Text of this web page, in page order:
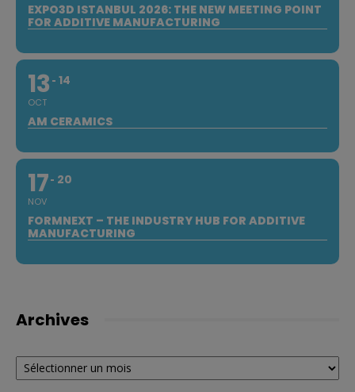
EXPO3D ISTANBUL 2026: THE NEW MEETING POINT
FOR ADDITIVE MANUFACTURING
13
OCT
14
AM CERAMICS
17
NOV
20
FORMNEXT – THE INDUSTRY HUB FOR ADDITIVE
MANUFACTURING
Archives
Archives